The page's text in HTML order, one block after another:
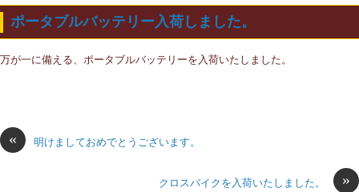
ポータブルバッテリー入荷しました。
万が一に備える、ポータブルバッテリーを入荷いたしました。
« 明けましておめでとうございます。
»
クロスバイクを入荷いたしました。